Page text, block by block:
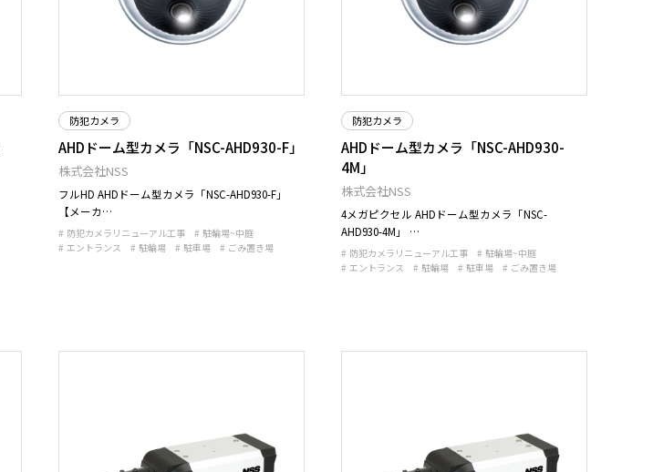
防犯カメラ
AHDドーム型カメラ「NSC-AHD930-F」
株式会社NSS
フルHD AHDドーム型カメラ「NSC-AHD930-F」
【メーカ…
防犯カメラリニューアル工事
駐輪場~中庭
エントランス
駐輪場 駐車場 ごみ置き場
防犯カメラ
AHDドーム型カメラ「NSC-AHD930-
4M」
株式会社NSS
4メガピクセル AHDドーム型カメラ「NSC-
AHD930-4M」 …
防犯カメラリニューアル工事
駐輪場~中庭
エントランス
駐輪場 駐車場 ごみ置き場